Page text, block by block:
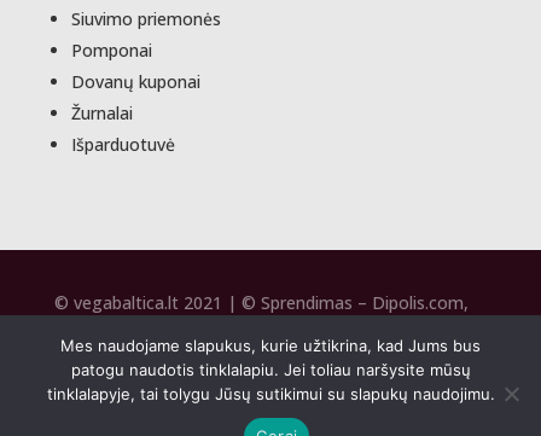
Siuvimo priemonės
Pomponai
Dovanų kuponai
Žurnalai
Išparduotuvė
© vegabaltica.lt 2021 | © Sprendimas – Dipolis.com,
SEO –
Seospecai.lt 2020
Mes naudojame slapukus, kurie užtikrina, kad Jums bus
patogu naudotis tinklalapiu. Jei toliau naršysite mūsų
tinklalapyje, tai tolygu Jūsų sutikimui su slapukų naudojimu.